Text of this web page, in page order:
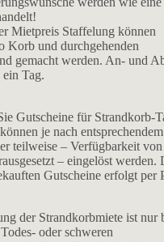
Mietpreis Staffelung können
Korb und durchgehenden
gemacht werden. An- und
Tag.
Gutscheine für Strandkorb-
je nach entsprechendem
teilweise – Verfügbarkeit von
– eingelöst werden.
Gutscheine erfolgt per
der Strandkorbmiete ist nur
oder schweren